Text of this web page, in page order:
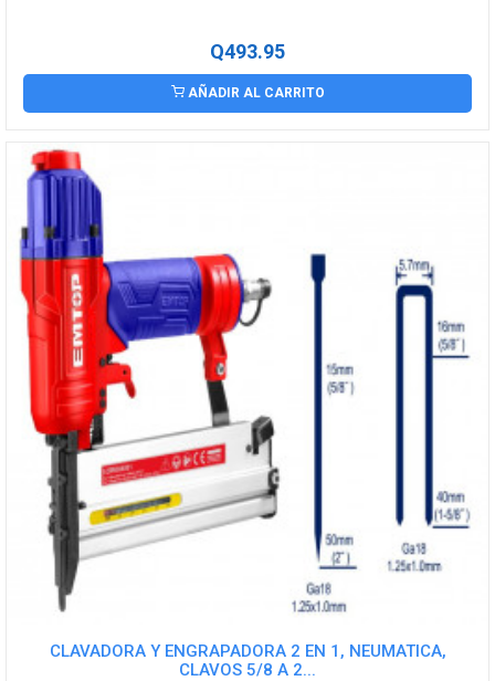
Q493.95
AÑADIR AL CARRITO
CLAVADORA Y ENGRAPADORA 2 EN 1, NEUMATICA,
CLAVOS 5/8 A 2...